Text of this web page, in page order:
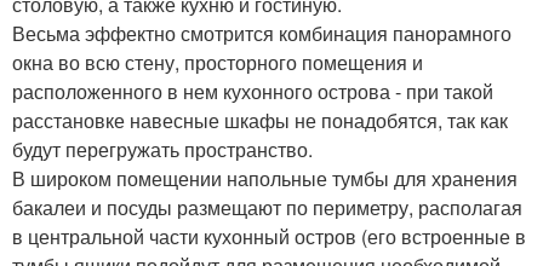
Весьма эффектно смотрится комбинация панорамного
окна во всю стену, просторного помещения и
расположенного в нем кухонного острова - при такой
расстановке навесные шкафы не понадобятся, так как
будут перегружать пространство.
В широком помещении напольные тумбы для хранения
бакалеи и посуды размещают по периметру, располагая
в центральной части кухонный остров (его встроенные в